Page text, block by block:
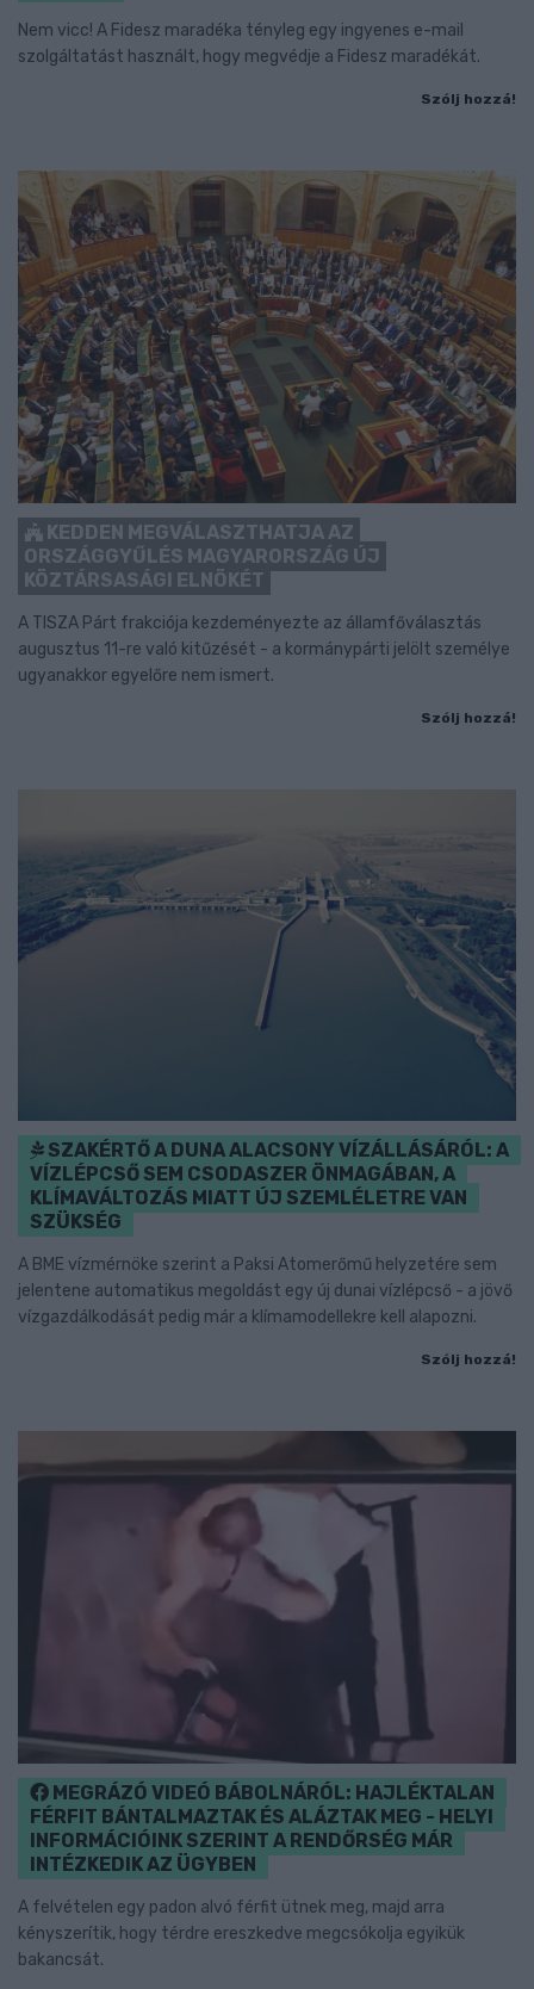
Nem vicc! A Fidesz maradéka tényleg egy ingyenes e-mail
szolgáltatást használt, hogy megvédje a Fidesz maradékát.
Szólj hozzá!
KEDDEN MEGVÁLASZTHATJA AZ
ORSZÁGGYŰLÉS MAGYARORSZÁG ÚJ
KÖZTÁRSASÁGI ELNÖKÉT
A TISZA Párt frakciója kezdeményezte az államfőválasztás
augusztus 11-re való kitűzését - a kormánypárti jelölt személye
ugyanakkor egyelőre nem ismert.
Szólj hozzá!
SZAKÉRTŐ A DUNA ALACSONY VÍZÁLLÁSÁRÓL: A
VÍZLÉPCSŐ SEM CSODASZER ÖNMAGÁBAN, A
KLÍMAVÁLTOZÁS MIATT ÚJ SZEMLÉLETRE VAN
SZÜKSÉG
A BME vízmérnöke szerint a Paksi Atomerőmű helyzetére sem
jelentene automatikus megoldást egy új dunai vízlépcső - a jövő
vízgazdálkodását pedig már a klímamodellekre kell alapozni.
Szólj hozzá!
MEGRÁZÓ VIDEÓ BÁBOLNÁRÓL: HAJLÉKTALAN
FÉRFIT BÁNTALMAZTAK ÉS ALÁZTAK MEG - HELYI
INFORMÁCIÓINK SZERINT A RENDŐRSÉG MÁR
INTÉZKEDIK AZ ÜGYBEN
A felvételen egy padon alvó férfit ütnek meg, majd arra
kényszerítik, hogy térdre ereszkedve megcsókolja egyikük
bakancsát.